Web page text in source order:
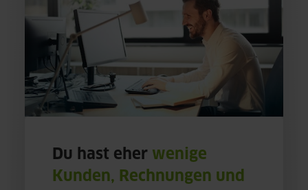
Du hast eher wenige
Kunden, Rechnungen und